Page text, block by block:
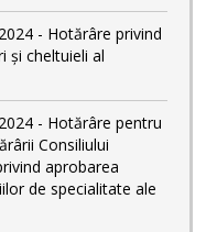
- Hotărâre privind
și cheltuieli al
- Hotărâre pentru
Consiliului
aprobarea
de specialitate ale